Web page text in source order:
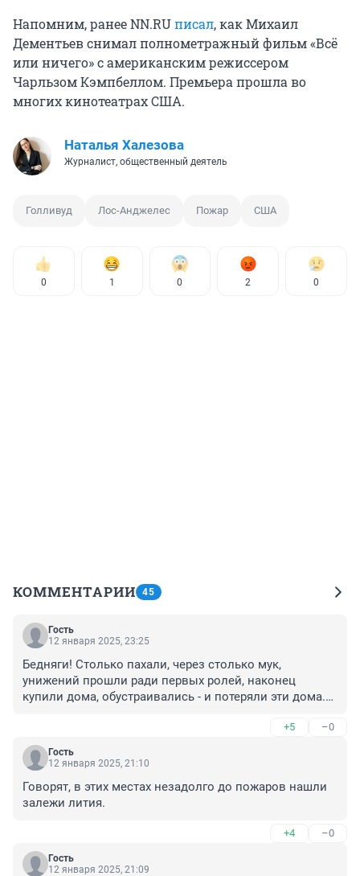
Напомним, ранее NN.RUписал, как Михаил
Дементьев снимал полнометражный фильм «Всё
или ничего» с американским режиссером
Чарльзом Кэмпбеллом. Премьера прошла во
многих кинотеатрах США.
Наталья Халезова
Журналист, общественный деятель
Голливуд Лос-Анджелес Пожар США
0 1 0 2 0
КОММЕНТАРИИ 45
Гость
12 января 2025, 23:25
Бедняги! Столько пахали, через столько мук,
унижений прошли ради первых ролей, наконец
купили дома, обустраивались - и потеряли эти дома.
горбатились на 2-х работах без отпусков еще со
школы, вставали в 5 утра, не высыпались, каждый
день боялись потерять работу, работали во время
из палочек и щепочек, выплачивали ипотеку, - и вот
все сгорело за 15 минут, еще и страховку в случае
Хотя США - не социальное государство, но неужели
оставит в такой беде?
+5 –0
Гость
12 января 2025, 21:10
Говорят, в этих местах незадолго до пожаров нашли
залежи лития.
+4 –0
Гость
12 января 2025, 21:09